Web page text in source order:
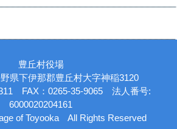
豊丘村役場
県下伊那郡豊丘村大字神稲3120
FAX：0265-35-9065 法人番号:
6000020204161
of Toyooka All Rights Reserved